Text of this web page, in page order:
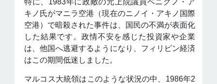
特に、1983年に政敵の元上院議員ベニグノ・ア
キノ氏がマニラ空港（現在のニノイ・アキノ国際
空港）で暗殺された事件は、国民の不満が表面化
した結果です。政情不安を感じた投資家や企業
は、他国へ逃避するようになり、フィリピン経済
はこの期間低迷しました。
マルコス大統領はこのような状況の中、1986年2